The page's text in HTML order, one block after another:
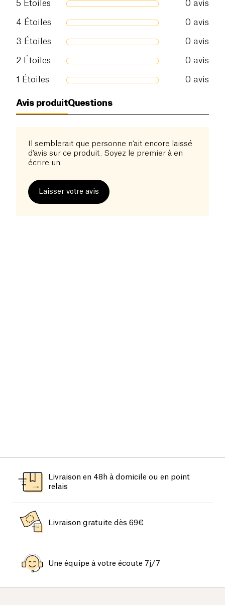
5 Étoiles 0 avis
4 Étoiles 0 avis
3 Étoiles 0 avis
2 Étoiles 0 avis
1 Étoiles 0 avis
Avis produitQuestions
Il semblerait que personne n'ait encore laissé
d'avis sur ce produit. Soyez le premier à en
écrire un.
Laisser votre avis
Livraison en 48h à domicile ou en point
relais
Livraison gratuite dès 69€
Une équipe à votre écoute 7j/7